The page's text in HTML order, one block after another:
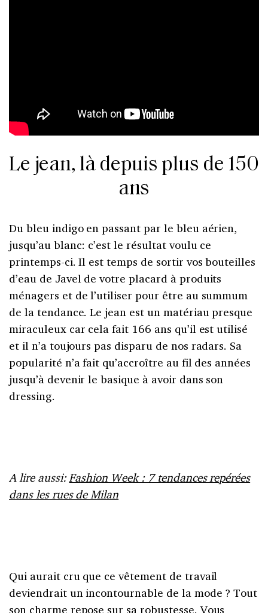
Le jean, là depuis plus de 150
ans
Du bleu indigo en passant par le bleu aérien,
jusqu’au blanc: c’est le résultat voulu ce
printemps-ci. Il est temps de sortir vos bouteilles
d’eau de Javel de votre placard à produits
ménagers et de l’utiliser pour être au summum
de la tendance. Le jean est un matériau presque
miraculeux car cela fait 166 ans qu’il est utilisé
et il n’a toujours pas disparu de nos radars. Sa
popularité n’a fait qu’accroître au fil des années
jusqu’à devenir le basique à avoir dans son
dressing.
A lire aussi:Fashion Week : 7 tendances repérées
dans les rues de Milan
Qui aurait cru que ce vêtement de travail
deviendrait un incontournable de la mode ? Tout
son charme repose sur sa robustesse. Vous